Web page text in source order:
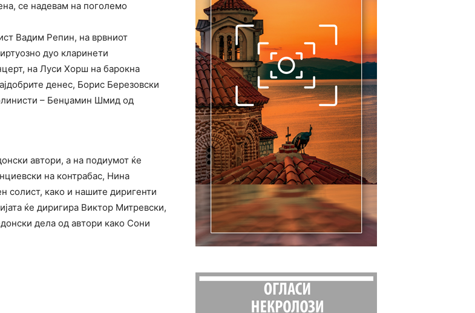
се надевам на поголемо
Вадим Репин, на врвниот
дуо кларинети
на Луси Хорш на барокна
денес, Борис Березовски
– Бенџамин Шмид од
автори, а на подиумот ќе
на контрабас, Нина
солист, како и нашите диригенти
ќе диригира Виктор Митревски,
дела од автори како Сони